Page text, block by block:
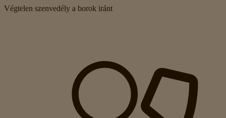
Végtelen szenvedély a borok iránt